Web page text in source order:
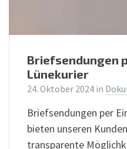
Briefsendungen
Lünekurier
24. Oktober 2024 in
Briefsendungen per
bieten unseren
transparente